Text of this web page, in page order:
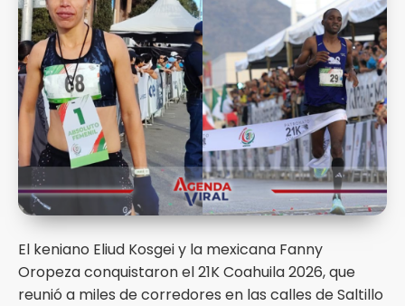
El keniano Eliud Kosgei y la mexicana Fanny
Oropeza conquistaron el 21K Coahuila 2026, que
reunió a miles de corredores en las calles de Saltillo